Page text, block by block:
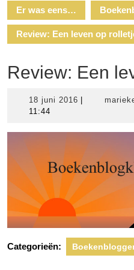
Er was eens…
Review: Een leven op
Review: Een
18 juni 2016 18
11:44
Categorieën: